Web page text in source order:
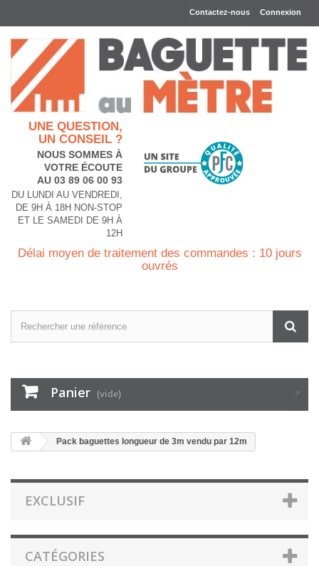
Connexion
Contactez-nous
UNE QUESTION,
UN CONSEIL ?
NOUS SOMMES À
VOTRE ÉCOUTE
AU 03 89 06 00 93
DU LUNDI AU VENDREDI,
DE 9H À 18H NON-STOP
ET LE SAMEDI DE 9H À
12H
Délai moyen de traitement des commandes : 10 jours
ouvrés
Panier (vide)
Pack baguettes longueur de 3m vendu par 12m
EXCLUSIF
CATÉGORIES